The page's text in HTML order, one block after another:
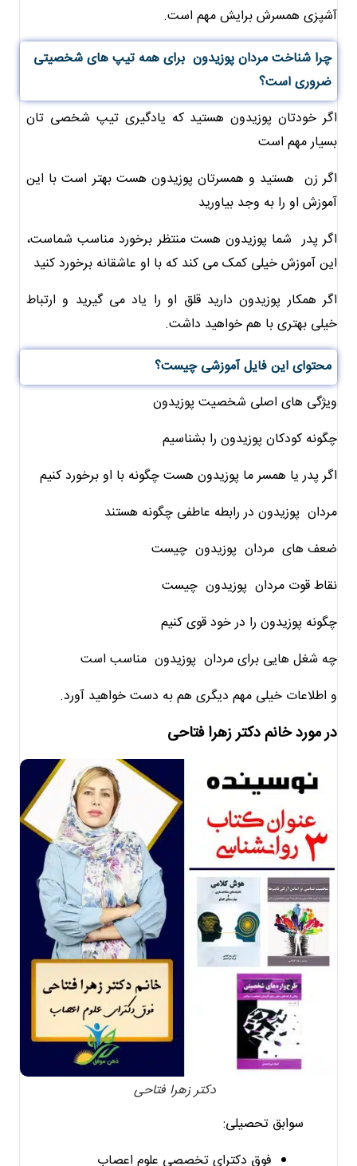
آشپزی همسرش برایش مهم است.
چرا شناخت مردان پوزیدون برای همه تیپ های شخصیتی
ضروری است؟
اگر خودتان پوزیدون هستید که یادگیری تیپ شخصی تان
بسیار مهم است
اگر زن هستید و همسرتان پوزیدون هست بهتر است با این
آموزش او را به وجد بیاورید
اگر پدر شما پوزیدون هست منتظر برخورد مناسب شماست،
این آموزش خیلی کمک می کند که با او عاشقانه برخورد کنید
اگر همکار پوزیدون دارید قلق او را یاد می گیرید و ارتباط
خیلی بهتری با هم خواهید داشت.
محتوای این فایل آموزشی چیست؟
ویژگی های اصلی شخصیت پوزیدون
چگونه کودکان پوزیدون را بشناسیم
اگر پدر یا همسر ما پوزیدون هست چگونه با او برخورد کنیم
مردان پوزیدون در رابطه عاطفی چگونه هستند
ضعف های مردان پوزیدون چیست
نقاط قوت مردان پوزیدون چیست
چگونه پوزیدون را در خود قوی کنیم
چه شغل هایی برای مردان پوزیدون مناسب است
و اطلاعات خیلی مهم دیگری هم به دست خواهید آورد.
در مورد خانم دکتر زهرا فتاحی
دکتر زهرا فتاحی
سوابق تحصیلی:
فوق دکترای تخصصی علوم اعصاب